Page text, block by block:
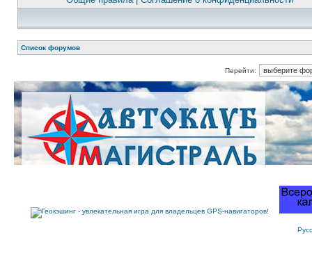
Список форумов
Перейти: